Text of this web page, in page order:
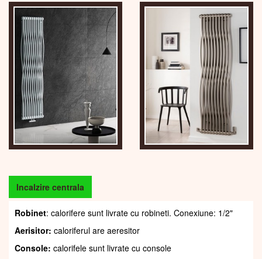
Incalzire centrala
Robinet: calorifere sunt livrate cu robineti. Conexiune: 1/2"
Aerisitor: caloriferul are aeresitor
Console: calorifele sunt livrate cu console